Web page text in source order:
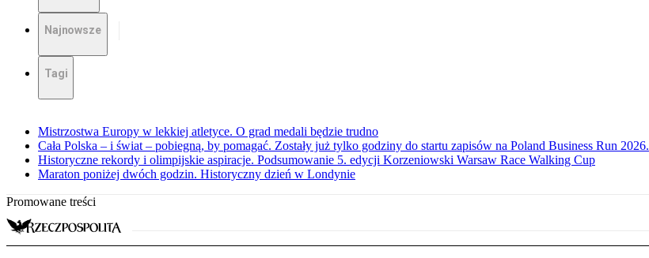
Najnowsze
Tagi
Mistrzostwa Europy w lekkiej atletyce. O grad medali będzie trudno
Cała Polska – i świat – pobiegną, by pomagać. Zostały już tylko godziny do startu zapisów na Poland Business Run 2026.
Historyczne rekordy i olimpijskie aspiracje. Podsumowanie 5. edycji Korzeniowski Warsaw Race Walking Cup
Maraton poniżej dwóch godzin. Historyczny dzień w Londynie
Promowane treści